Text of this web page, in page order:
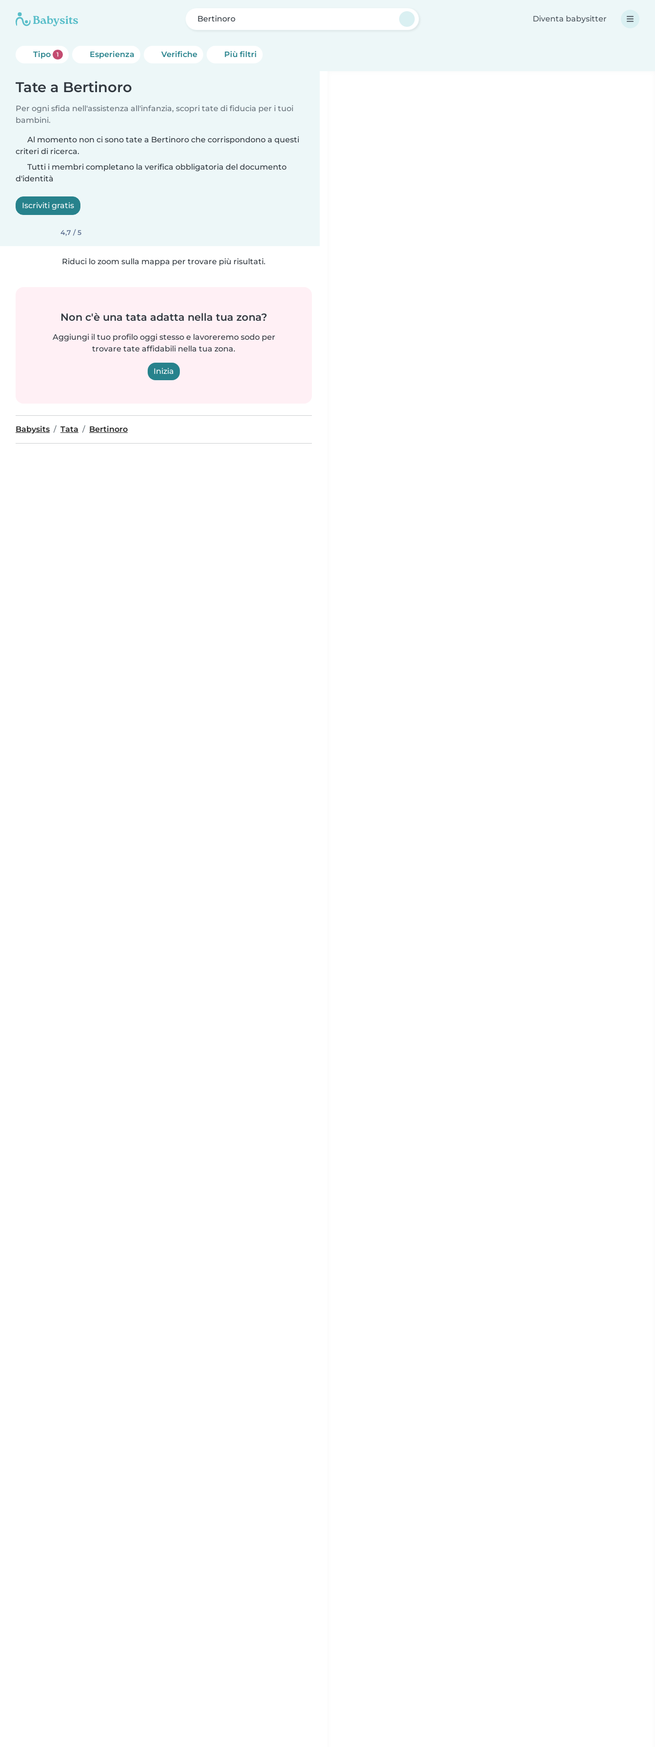
Bertinoro Diventa babysitter
Tipo 1 Esperienza Verifiche Più filtri
Tate a Bertinoro
Per ogni sfida nell'assistenza all'infanzia, scopri tate di fiducia per i tuoi
bambini.
Al momento non ci sono tate a Bertinoro che corrispondono a questi
criteri di ricerca.
Tutti i membri completano la verifica obbligatoria del documento
d'identità
Iscriviti gratis
4,7 / 5
Riduci lo zoom sulla mappa per trovare più risultati.
Non c'è una tata adatta nella tua zona?
Aggiungi il tuo profilo oggi stesso e lavoreremo sodo per
trovare tate affidabili nella tua zona.
Inizia
Babysits Tata Bertinoro